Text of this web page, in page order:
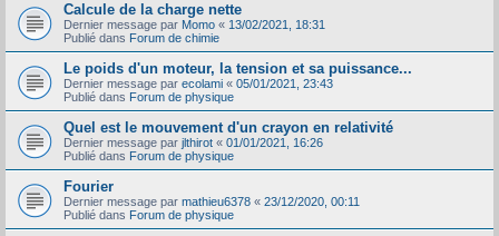
Calcule de la charge nette
Dernier message par Momo « 13/02/2021, 18:31
Publié dans Forum de chimie
Le poids d'un moteur, la tension et sa puissance...
Dernier message par ecolami « 05/01/2021, 23:43
Publié dans Forum de physique
Quel est le mouvement d'un crayon en relativité
Dernier message par jlthirot « 01/01/2021, 16:26
Publié dans Forum de physique
Fourier
Dernier message par mathieu6378 « 23/12/2020, 00:11
Publié dans Forum de physique